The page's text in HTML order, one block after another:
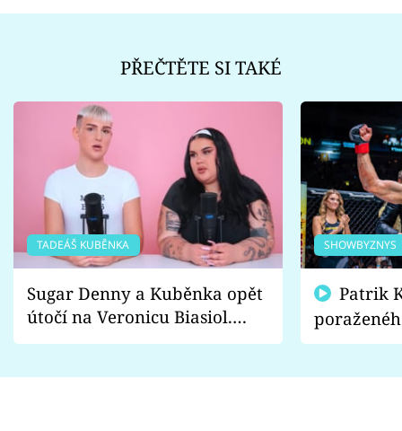
PŘEČTĚTE SI TAKÉ
TADEÁŠ KUBĚNKA
Sugar Denny a Kuběnka opět
útočí na Veronicu Biasiol.
Proč je podle nich falešná a
SHOWBYZNYS
fanoušci